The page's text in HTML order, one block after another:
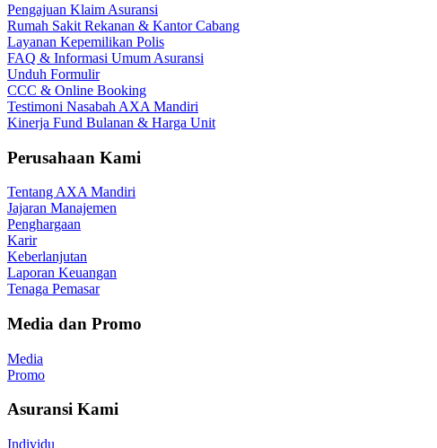
Pengajuan Klaim Asuransi
Rumah Sakit Rekanan & Kantor Cabang
Layanan Kepemilikan Polis
FAQ & Informasi Umum Asuransi
Unduh Formulir
CCC & Online Booking
Testimoni Nasabah AXA Mandiri
Kinerja Fund Bulanan & Harga Unit
Perusahaan Kami
Tentang AXA Mandiri
Jajaran Manajemen
Penghargaan
Karir
Keberlanjutan
Laporan Keuangan
Tenaga Pemasar
Media dan Promo
Media
Promo
Asuransi Kami
Individu